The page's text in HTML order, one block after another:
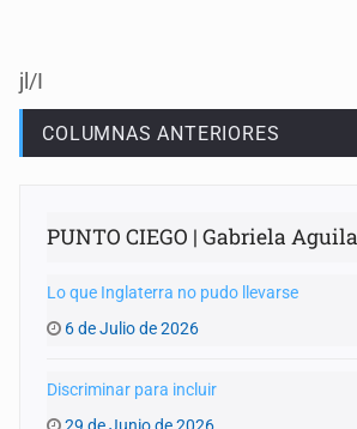
jl/I
COLUMNAS ANTERIORES
PUNTO CIEGO | Gabriela
Lo que Inglaterra no pudo llevarse
6 de Julio de 2026
Discriminar para incluir